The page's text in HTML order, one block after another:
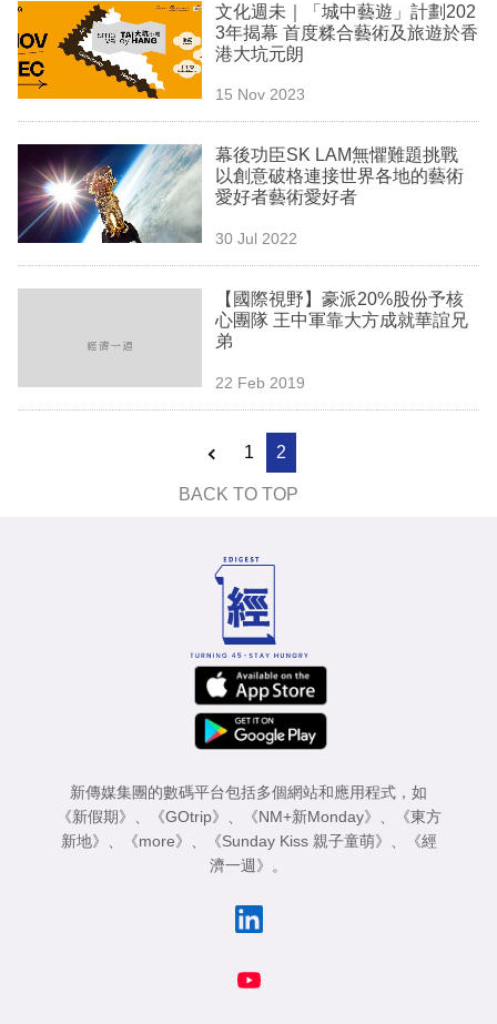
業
科
技
職
場
生
文化週未｜「城中藝遊」計劃202
3年揭幕 首度糅合藝術及旅遊於香
港大坑元朗
15 Nov 2023
幕後功臣SK LAM無懼難題挑戰
以創意破格連接世界各地的藝術
愛好者藝術愛好者
30 Jul 2022
【國際視野】豪派20%股份予核
心團隊 王中軍靠大方成就華誼兄
弟
22 Feb 2019
1 2
BACK TO TOP
新傳媒集團的數碼平台包括多個網站和應用程式，如
《新假期》
《GOtrip》 《NM+新Monday》
《東方
新地》
《more》 《Sunday Kiss 親子童萌》
《經
濟一週》
。